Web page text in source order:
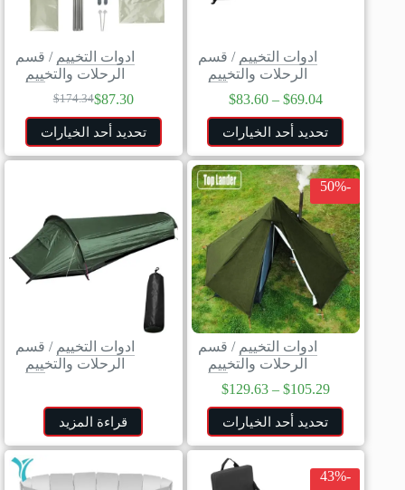
ادوات التخييم / قسم
الرحلات والتخييم
$69.04
–
$83.60
تحديد أحد الخيارات
ادوات التخييم / قسم
الرحلات والتخييم
$174.34$87.30
تحديد أحد الخيارات
-50%
ادوات التخييم / قسم
الرحلات والتخييم
$105.29
–
$129.63
تحديد أحد الخيارات
ادوات التخييم / قسم
الرحلات والتخييم
قراءة المزيد
-43%